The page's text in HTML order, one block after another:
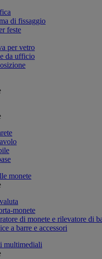
di fissaggio
feste
per vetro
da ufficio
monete
monete
di monete e rilevatore di
a barre e accessori
multimediali